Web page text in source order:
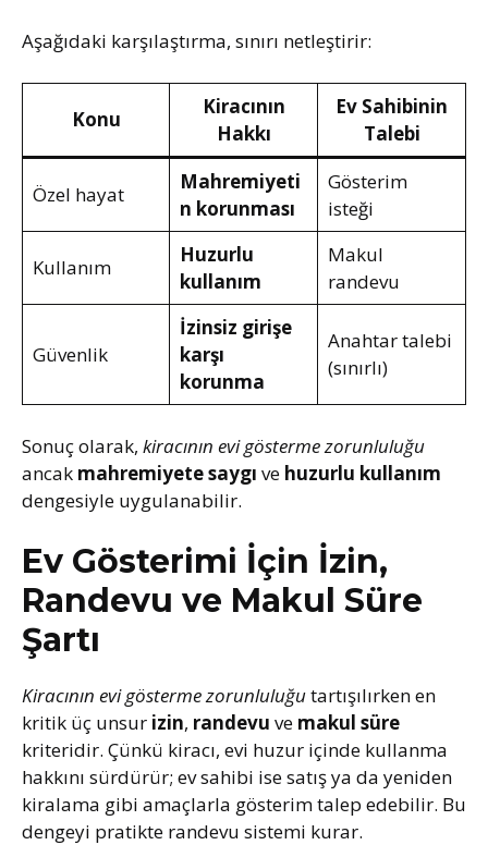
Aşağıdaki karşılaştırma, sınırı netleştirir:
Konu
Kiracının
Hakkı
Ev Sahibinin
Talebi
Özel hayat
Mahremiyeti
n korunması
Gösterim
isteği
Kullanım
Huzurlu
kullanım
Makul
randevu
Güvenlik
İzinsiz girişe
karşı
korunma
Anahtar talebi
(sınırlı)
Sonuç olarak, kiracının evi gösterme zorunluluğu
ancak mahremiyete saygı ve huzurlu kullanım
dengesiyle uygulanabilir.
Ev Gösterimi İçin İzin,
Randevu ve Makul Süre
Şartı
Kiracının evi gösterme zorunluluğutartışılırken en
kritik üç unsur izin, randevu ve makul süre
kriteridir. Çünkü kiracı, evi huzur içinde kullanma
hakkını sürdürür; ev sahibi ise satış ya da yeniden
kiralama gibi amaçlarla gösterim talep edebilir. Bu
dengeyi pratikte randevu sistemi kurar.